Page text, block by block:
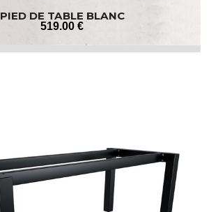
PIED DE TABLE BLANC
519.00 €